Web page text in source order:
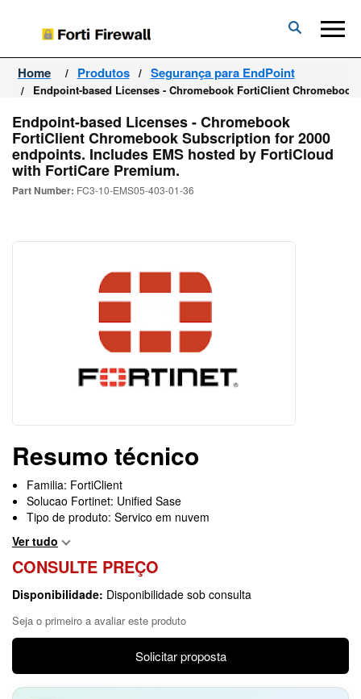
Forti
Firewall
Home Produtos Segurança para EndPoint
Endpoint-based Licenses - Chromebook FortiClient
Endpoint-based Licenses - Chromebook
FortiClient Chromebook Subscription for 2000
endpoints. Includes EMS hosted by FortiCloud
with FortiCare Premium.
Part Number: FC3-10-EMS05-403-01-36
Resumo técnico
Familia: FortiClient
Solucao Fortinet: Unified Sase
Tipo de produto: Servico em nuvem
Ver tudo
CONSULTE PREÇO
Disponibilidade: Disponibilidade sob consulta
Seja o primeiro a avaliar este produto
Solicitar proposta